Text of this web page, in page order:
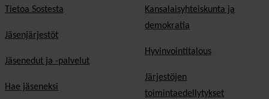
Tietoa Sostesta
Jäsenjärjestöt
Jäsenedut ja -palvelut
Hae jäseneksi
Kansalaisyhteiskunta ja
demokratia
Hyvinvointitalous
Järjestöjen
toimintaedellytykset